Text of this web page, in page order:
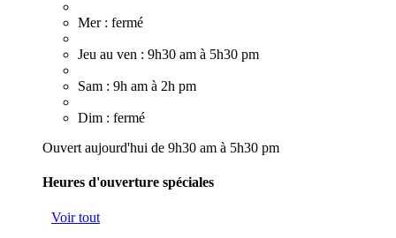
Mer : fermé
Jeu au ven : 9h30 am à 5h30 pm
Sam : 9h am à 2h pm
Dim : fermé
Ouvert aujourd'hui de 9h30 am à 5h30 pm
Heures d'ouverture spéciales
Voir tout